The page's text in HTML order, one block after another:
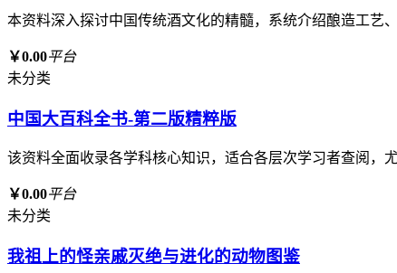
本资料深入探讨中国传统酒文化的精髓，系统介绍酿造工艺
￥0.00平台
未分类
中国大百科全书-第二版精粹版
该资料全面收录各学科核心知识，适合各层次学习者查阅，
￥0.00平台
未分类
我祖上的怪亲戚灭绝与进化的动物图鉴